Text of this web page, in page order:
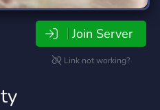
Join Server
Link not working?